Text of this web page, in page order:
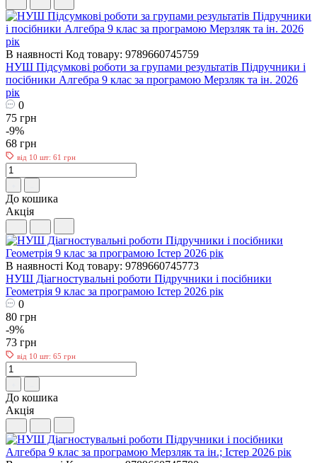
В наявності Код товару: 9789660745759
НУШ Підсумкові роботи за групами результатів Пiдручники i
посiбники Алгебра 9 клас за програмою Мерзляк та ін. 2026
рік
0
75 грн
-9%
68 грн
від 10 шт: 61 грн
До кошика
Акція
В наявності Код товару: 9789660745773
НУШ Діагностувальні роботи Пiдручники i посiбники
Геометрія 9 клас за програмою Істер 2026 рік
0
80 грн
-9%
73 грн
від 10 шт: 65 грн
До кошика
Акція